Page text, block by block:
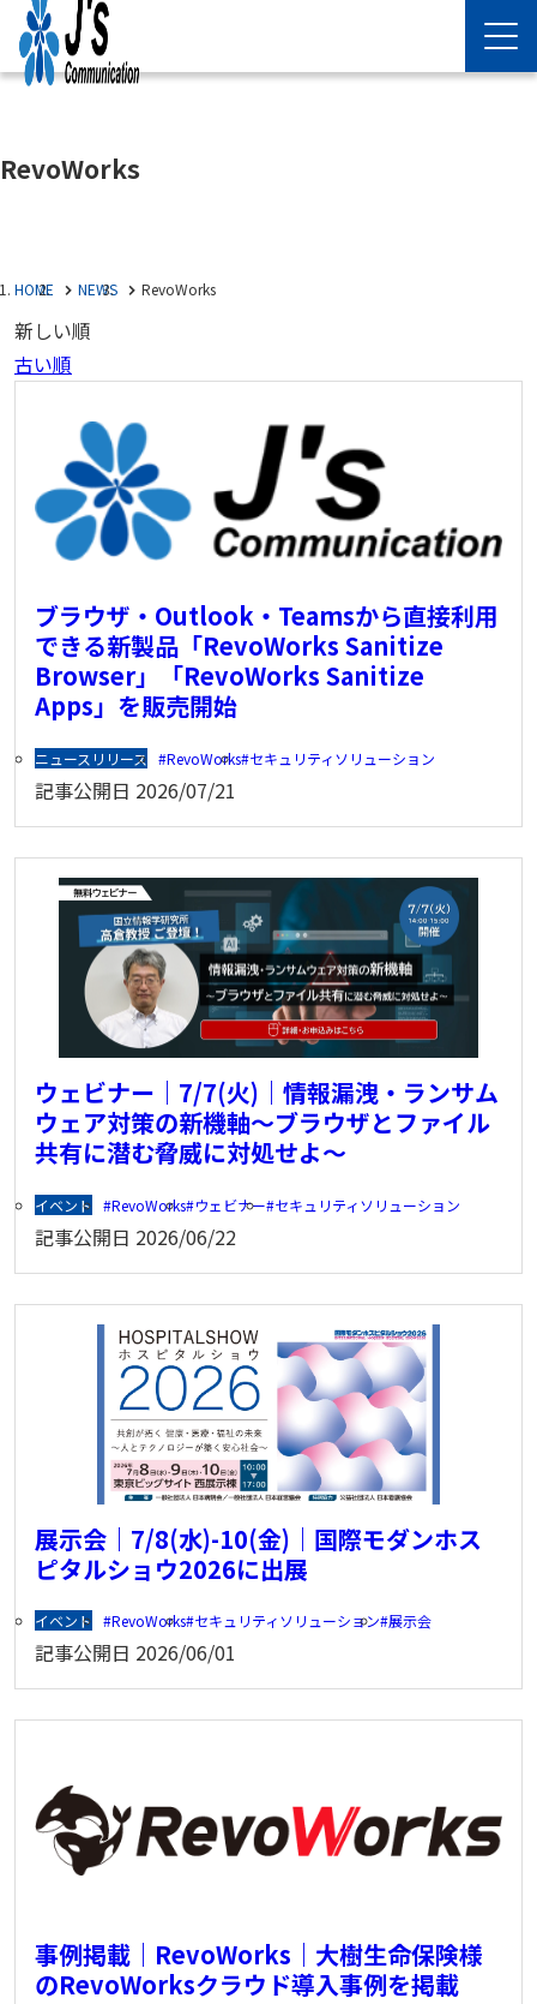
RevoWorks
HOME NEWS RevoWorks
新しい順
古い順
ブラウザ・Outlook・Teamsから直接利用
できる新製品「RevoWorks Sanitize
Browser」「RevoWorks Sanitize
Apps」を販売開始
ニュースリリース RevoWorks セキュリティソリューション
記事公開日 2026/07/21
ウェビナー｜7/7(火)｜情報漏洩・ランサム
ウェア対策の新機軸～ブラウザとファイル
共有に潜む脅威に対処せよ～
イベント RevoWorks ウェビナー セキュリティソリューション
記事公開日 2026/06/22
展示会｜7/8(水)-10(金)｜国際モダンホス
ピタルショウ2026に出展
イベント RevoWorks セキュリティソリューション 展示会
記事公開日 2026/06/01
事例掲載｜RevoWorks｜大樹生命保険様
のRevoWorksクラウド導入事例を掲載